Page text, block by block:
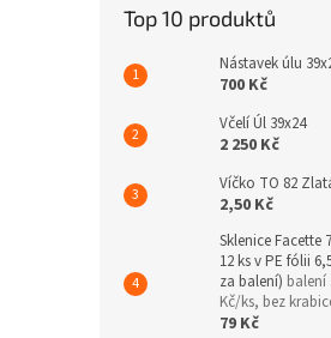
Top 10 produktů
Nástavek úlu
700 Kč
Včelí Úl 39x24
2 250 Kč
Víčko TO 82
2,50 Kč
Sklenice Facette
12 ks v PE fólii
za balení) balení
Kč/ks, bez
79 Kč